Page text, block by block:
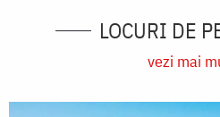
LOCURI DE
vezi mai